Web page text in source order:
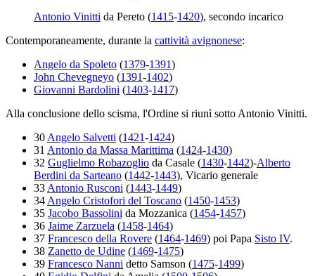
Antonio Vinitti da Pereto (1415-1420), secondo incarico
Contemporaneamente, durante la cattività avignonese:
Angelo da Spoleto (1379-1391)
John Chevegneyo (1391-1402)
Giovanni Bardolini (1403-1417)
Alla conclusione dello scisma, l'Ordine si riunì sotto Antonio Vinitti.
30 Angelo Salvetti (1421-1424)
31 Antonio da Massa Marittima (1424-1430)
32 Guglielmo Robazoglio da Casale (1430-1442)-Alberto
Berdini da Sarteano (1442-1443), Vicario generale
33 Antonio Rusconi (1443-1449)
34 Angelo Cristofori del Toscano (1450-1453)
35 Jacobo Bassolini da Mozzanica (1454-1457)
36 Jaime Zarzuela (1458-1464)
37 Francesco della Rovere (1464-1469) poi Papa Sisto IV.
38 Zanetto de Udine (1469-1475)
39 Francesco Nanni detto Samson (1475-1499)